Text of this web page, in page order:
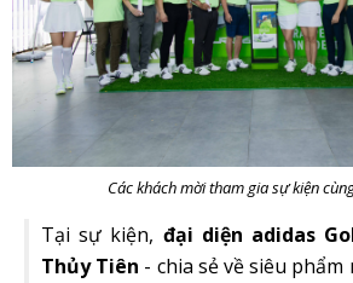
Các khách mời tham gia sự kiện
Tại sự kiện, đại diện adidas
Thủy Tiên - chia sẻ về siêu phẩm